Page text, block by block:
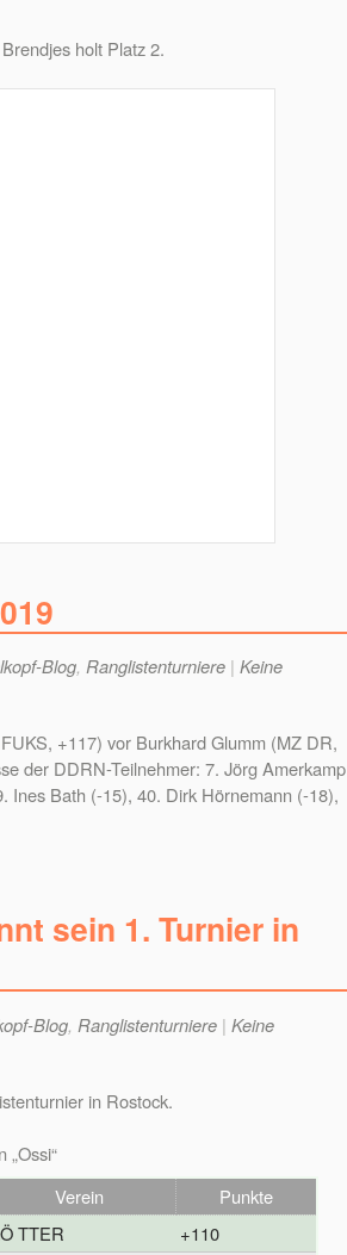
holt Platz 2.
Blog, Ranglistenturniere | Keine
+117) vor Burkhard Glumm (MZ DR,
der DDRN-Teilnehmer: 7. Jörg Amerkamp
Ines Bath (-15), 40. Dirk Hörnemann (-18),
sein 1. Turnier in
Blog, Ranglistenturniere | Keine
in Rostock.
Verein
Punkte
TTER
+110